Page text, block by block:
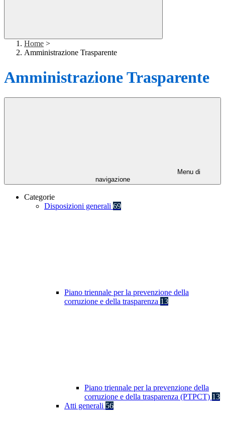
Home >
Amministrazione Trasparente
Amministrazione Trasparente
Menu di
navigazione
Categorie
Disposizioni generali 69
Piano triennale per la prevenzione della
corruzione e della trasparenza 13
Piano triennale per la prevenzione della
corruzione e della trasparenza (PTPCT) 13
Atti generali 56